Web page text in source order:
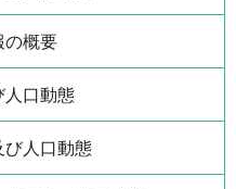
の概要
人口動態
び人口動態